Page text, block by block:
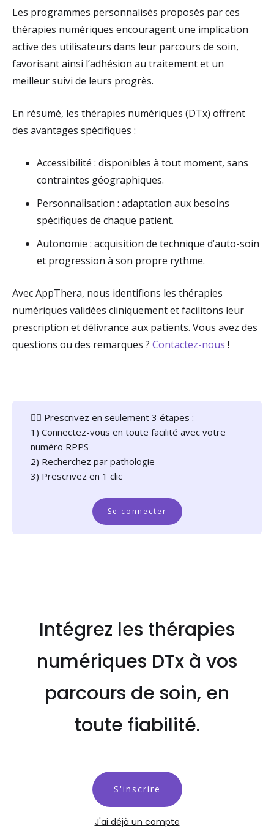
Les programmes personnalisés proposés par ces
thérapies numériques encouragent une implication
active des utilisateurs dans leur parcours de soin,
favorisant ainsi l’adhésion au traitement et un
meilleur suivi de leurs progrès.
En résumé, les thérapies numériques (DTx) offrent
des avantages spécifiques :
Accessibilité : disponibles à tout moment, sans
contraintes géographiques.
Personnalisation : adaptation aux besoins
spécifiques de chaque patient.
Autonomie : acquisition de technique d’auto-soin
et progression à son propre rythme.
Avec AppThera, nous identifions les thérapies
numériques validées cliniquement et facilitons leur
prescription et délivrance aux patients. Vous avez des
questions ou des remarques ? Contactez-nous !
👉🏻 Prescrivez en seulement 3 étapes :
1) Connectez-vous en toute facilité avec votre
numéro RPPS
2) Recherchez par pathologie
3) Prescrivez en 1 clic
Se connecter
Intégrez les thérapies
numériques DTx à vos
parcours de soin, en
toute fiabilité.
S'inscrire
J'ai déjà un compte